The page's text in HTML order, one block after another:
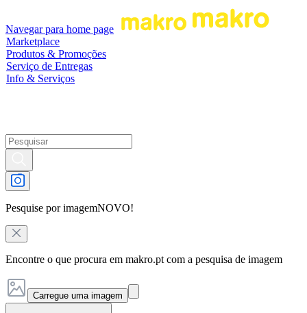
Navegar para home page
Marketplace
Produtos & Promoções
Serviço de Entregas
Info & Serviços
Pesquise por imagemNOVO!
Encontre o que procura em makro.pt com a pesquisa de imagem
Carregue uma imagem